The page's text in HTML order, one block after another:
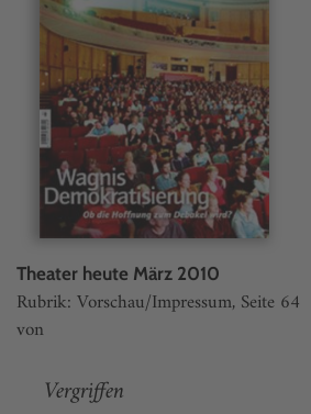
Theater heute März 2010
Rubrik: Vorschau/Impressum, Seite 64
von
Vergriffen